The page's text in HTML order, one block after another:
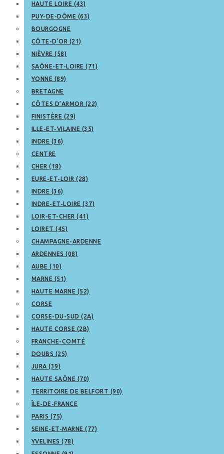
HAUTE LOIRE (43)
PUY-DE-DÔME (63)
BOURGOGNE
CÔTE-D’OR (21)
NIÈVRE (58)
SAÔNE-ET-LOIRE (71)
YONNE (89)
BRETAGNE
CÔTES D’ARMOR (22)
FINISTÈRE (29)
ILLE-ET-VILAINE (35)
INDRE (36)
CENTRE
CHER (18)
EURE-ET-LOIR (28)
INDRE (36)
INDRE-ET-LOIRE (37)
LOIR-ET-CHER (41)
LOIRET (45)
CHAMPAGNE-ARDENNE
ARDENNES (08)
AUBE (10)
MARNE (51)
HAUTE MARNE (52)
CORSE
CORSE-DU-SUD (2A)
HAUTE CORSE (2B)
FRANCHE-COMTÉ
DOUBS (25)
JURA (39)
HAUTE SAÔNE (70)
TERRITOIRE DE BELFORT (90)
ÎLE-DE-FRANCE
PARIS (75)
SEINE-ET-MARNE (77)
YVELINES (78)